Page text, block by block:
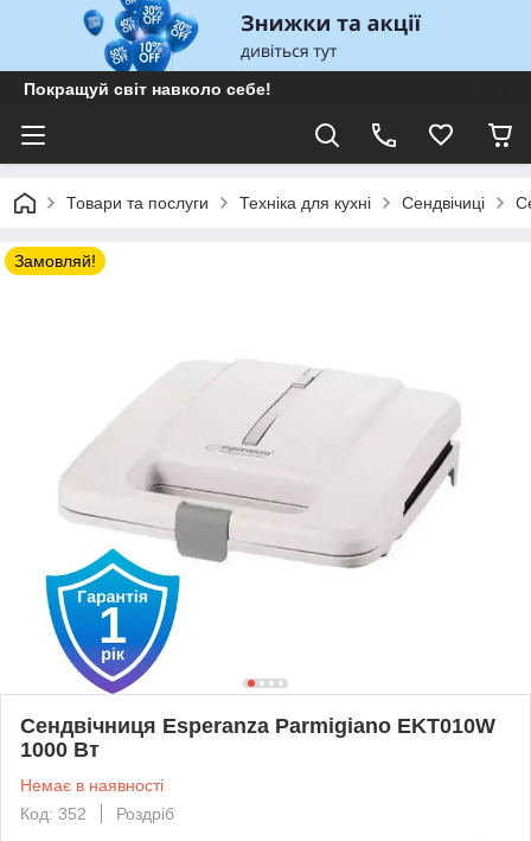
Покращуй світ навколо себе!
Товари та послуги Техніка для кухні Сендвічиці
Замовляй!
Сендвічниця Esperanza Parmigiano EKT010W
1000 Вт
Немає в наявності
Код: 352
Роздріб